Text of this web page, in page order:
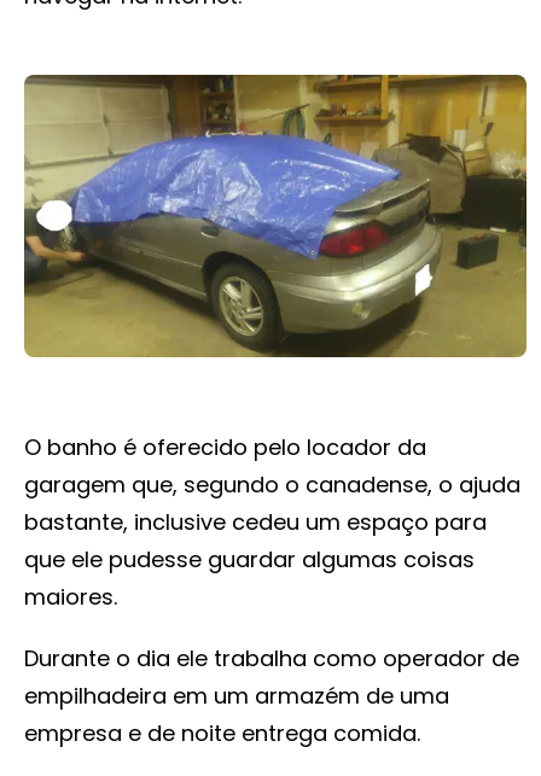
O banho é oferecido pelo locador da
garagem que, segundo o canadense, o ajuda
bastante, inclusive cedeu um espaço para
que ele pudesse guardar algumas coisas
maiores.
Durante o dia ele trabalha como operador de
empilhadeira em um armazém de uma
empresa e de noite entrega comida.